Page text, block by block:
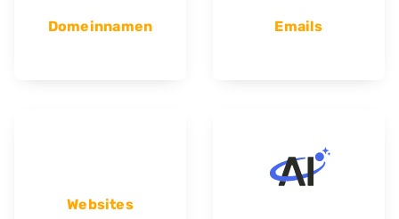
Domeinnamen Emails
Websites